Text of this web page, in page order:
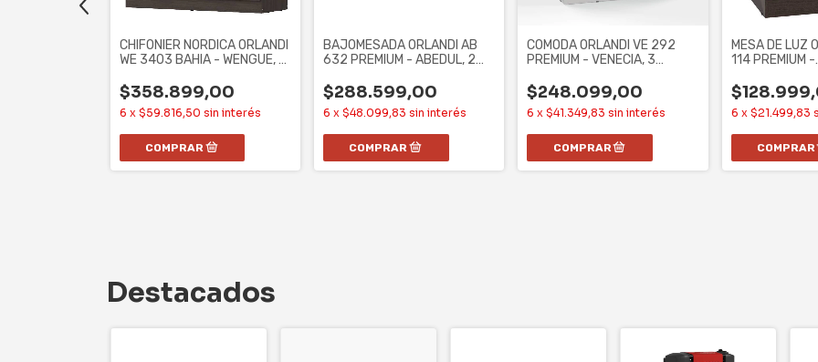
CHIFONIER NORDICA ORLANDI
WE 3403 BAHIA - WENGUE, 5
$358.899,00
6 x $59.816,50 sin interés
BAJOMESADA ORLANDI AB
632 PREMIUM - ABEDUL, 2
$288.599,00
6 x$48.099,83 sin interés
COMODA ORLANDI VE 292
PREMIUM - VENECIA, 3
$248.099,00
6 x$41.349,83 sin interés
MESA DE LUZ
114 PREMIUM -
6 x $21.499,83
Destacados